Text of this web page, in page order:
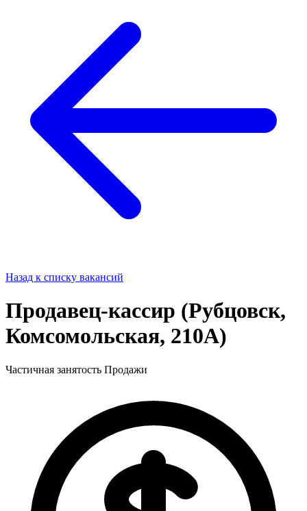
Назад к списку вакансий
Продавец-кассир (Рубцовск,
Комсомольская, 210А)
Частичная занятость Продажи